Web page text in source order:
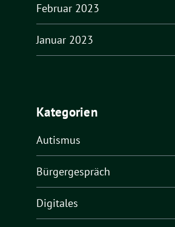
Februar 2023
Januar 2023
Kategorien
Autismus
Bürgergespräch
Digitales